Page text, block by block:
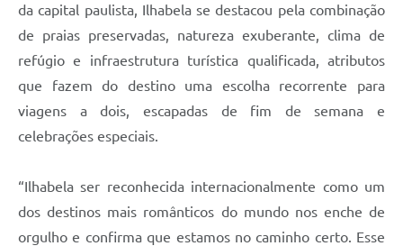
da capital paulista, Ilhabela se destacou pela combinação
de praias preservadas, natureza exuberante, clima de
refúgio e infraestrutura turística qualificada, atributos
que fazem do destino uma escolha recorrente para
viagens a dois, escapadas de fim de semana e
celebrações especiais.
“Ilhabela ser reconhecida internacionalmente como um
dos destinos mais românticos do mundo nos enche de
orgulho e confirma que estamos no caminho certo. Esse